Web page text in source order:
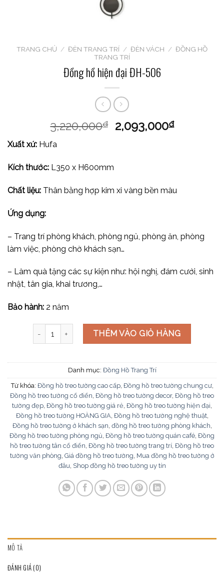
TRANG CHỦ / ĐÈN TRANG TRÍ / ĐÈN VÁCH / ĐỒNG HỒ
TRANG TRÍ
Đồng hồ hiện đại ĐH-506
3,220,000₫ 2,093,000₫
Xuất xứ: Hufa
Kích thước: L350 x H600mm
Chất liệu: Thân bằng hợp kim xi vàng bền màu
Ứng dụng:
– Trang trí phòng khách, phòng ngủ, phòng ăn, phòng
làm việc, phòng chờ khách sạn…
– Làm quà tặng các sự kiện như: hội nghị, đám cưới, sinh
nhật, tân gia, khai trương,…
Bảo hành: 2 năm
Đồng hồ hiện đại ĐH-506 số lượng
THÊM VÀO GIỎ HÀNG
Danh mục: Đồng Hồ Trang Trí
Từ khóa: Đồng hồ treo tường cao cấp, Đồng hồ treo tường chung cư,
Đồng hồ treo tường cổ điển Đồng hồ treo tường decor, Đồng hồ treo
tường đẹp Đồng hồ treo tường giá rẻ Đồng hồ treo tường hiện đại
Đồng hồ treo tường HOÀNG GIA Đồng hồ treo tường nghệ thuật,
Đồng hồ treo tường ở khách sạn đồng hồ treo tường phòng khách
Đồng hồ treo tường phòng ngủ Đồng hồ treo tường quán café Đồng
hồ treo tường tân cổ điển Đồng hồ treo tường trang trí Đồng hồ treo
tường văn phòng Giá đồng hồ treo tường Mua đồng hồ treo tường ở
đâu Shop đồng hồ treo tường uy tín
MÔ TẢ
ĐÁNH GIÁ (0)